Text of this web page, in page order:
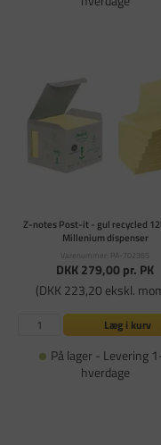
Z-notes Post-it - gul recycled
Millenium dispenser
Varenummer: PA-702365
DKK 279,00pr. PK
(DKK 223,20 ekskl.
Læg i kurv
På lager - Levering
hverdage